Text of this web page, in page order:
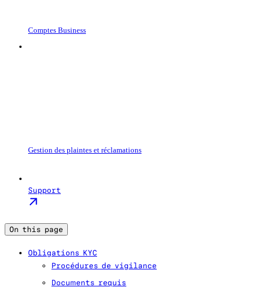
Comptes Business
Gestion des plaintes et réclamations
Support
On this page
Obligations KYC
Procédures de vigilance
Documents requis